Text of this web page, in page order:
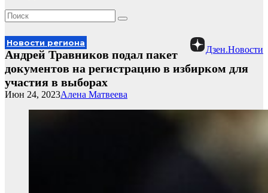
Дзен.Новости
Новости региона
Андрей Травников подал пакет
документов на регистрацию в избирком для
участия в выборах
Алена Матвеева
Июн 24, 2023